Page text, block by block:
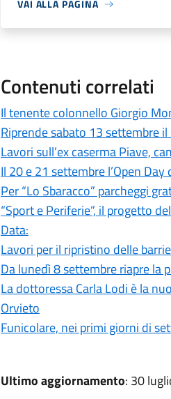
VAI ALLA PAGINA
Contenuti correlati
Il tenente colonnello Giorgio
Riprende sabato 13 settembre
Lavori sull’ex caserma Piave,
Il 20 e 21 settembre l’Open
Per “Lo Sbaracco” parcheggi
“Sport e Periferie”, il progetto
Data:
Lavori per il ripristino delle
Da lunedì 8 settembre riapre la
La dottoressa Carla Lodi è la
Orvieto
Funicolare, nei primi giorni di
Ultimo aggiornamento: 30